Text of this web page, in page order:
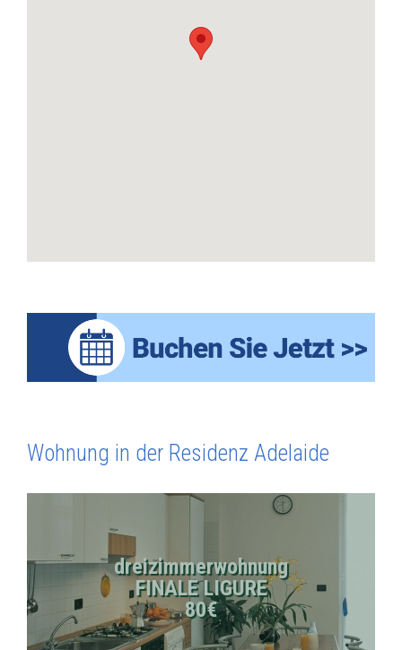
Wohnung in der Residenz Adelaide
dreizimmerwohnung
FINALE LIGURE
80€